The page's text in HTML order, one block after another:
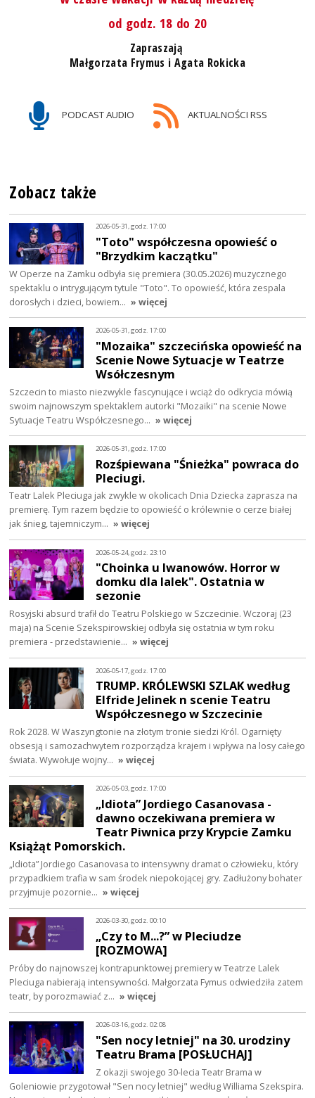
od godz. 18 do 20
Zapraszają
Małgorzata Frymus i Agata Rokicka
PODCAST AUDIO AKTUALNOŚCI RSS
Zobacz także
2026-05-31, godz. 17:00
"Toto" współczesna opowieść o
"Brzydkim kaczątku"
W Operze na Zamku odbyła się premiera (30.05.2026) muzycznego
spektaklu o intrygującym tytule "Toto". To opowieść, która zespala
dorosłych i dzieci, bowiem… » więcej
2026-05-31, godz. 17:00
"Mozaika" szczecińska opowieść na
Scenie Nowe Sytuacje w Teatrze
Wsółczesnym
Szczecin to miasto niezwykle fascynujące i wciąż do odkrycia mówią
swoim najnowszym spektaklem autorki "Mozaiki" na scenie Nowe
Sytuacje Teatru Współczesnego… » więcej
2026-05-31, godz. 17:00
Rozśpiewana "Śnieżka" powraca do
Pleciugi.
Teatr Lalek Pleciuga jak zwykle w okolicach Dnia Dziecka zaprasza na
premierę. Tym razem będzie to opowieść o królewnie o cerze białej
jak śnieg, tajemniczym… » więcej
2026-05-24, godz. 23:10
"Choinka u Iwanowów. Horror w
domku dla lalek". Ostatnia w
sezonie
Rosyjski absurd trafił do Teatru Polskiego w Szczecinie. Wczoraj (23
maja) na Scenie Szekspirowskiej odbyła się ostatnia w tym roku
premiera - przedstawienie… » więcej
2026-05-17, godz. 17:00
TRUMP. KRÓLEWSKI SZLAK według
Elfride Jelinek n scenie Teatru
Współczesnego w Szczecinie
Rok 2028. W Waszyngtonie na złotym tronie siedzi Król. Ogarnięty
obsesją i samozachwytem rozporządza krajem i wpływa na losy całego
świata. Wywołuje wojny… » więcej
2026-05-03, godz. 17:00
„Idiota” Jordiego Casanovasa -
dawno oczekiwana premiera w
Teatr Piwnica przy Krypcie Zamku
Książąt Pomorskich.
„Idiota” Jordiego Casanovasa to intensywny dramat o człowieku, który
przypadkiem trafia w sam środek niepokojącej gry. Zadłużony bohater
przyjmuje pozornie… » więcej
2026-03-30, godz. 00:10
„Czy to M...?” w Pleciudze
[ROZMOWA]
Próby do najnowszej kontrapunktowej premiery w Teatrze Lalek
Pleciuga nabierają intensywności. Małgorzata Fymus odwiedziła zatem
teatr, by porozmawiać z… » więcej
2026-03-16, godz. 02:08
"Sen nocy letniej" na 30. urodziny
Teatru Brama [POSŁUCHAJ]
Z okazji swojego 30-lecia Teatr Brama w
Goleniowie przygotował "Sen nocy letniej" według Williama Szekspira.